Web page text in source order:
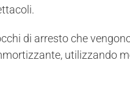
di arresto che
utilizzando